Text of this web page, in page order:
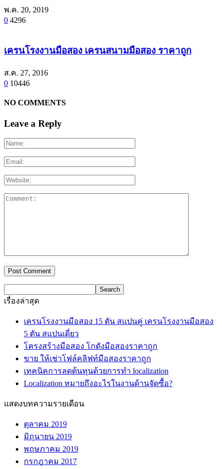
พ.ค. 20, 2019
0 4296
เครนโรงงานมือสอง เครนสนามมือสอง ราคาถูก
ส.ค. 27, 2016
0 10446
NO COMMENTS
Leave a Reply
เรื่องล่าสุด
เครนโรงงานมือสอง 15 ตัน สแปนคู่ เครนโรงงานมือสอง
5 ตัน สแปนเดี่ยว
โครงสร้างมือสอง โกดังมือสองราคาถูก
ขาย ให้เช่าโฟล์คลิฟท์มือสองราคาถูก
เทคนิคการลดต้นทุนด้วยการทำ localization
Localization หมายถึงอะไรในงานด้านจัดซื้อ?
แสดงบทความรายเดือน
ตุลาคม 2019
มิถุนายน 2019
พฤษภาคม 2019
กรกฎาคม 2017